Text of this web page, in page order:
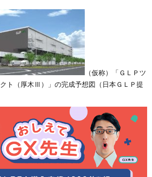
（仮称）「ＧＬＰツ
ト（厚木Ⅲ）」の完成予想図（日本ＧＬＰ提